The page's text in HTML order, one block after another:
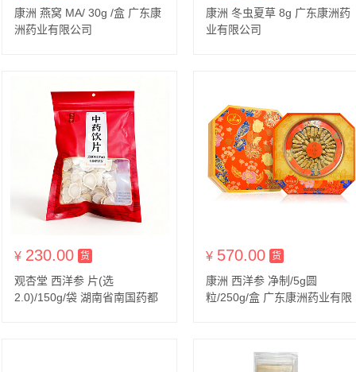
康洲 燕窝 MA/ 30g /盒 广东康
洲药业有限公司
康洲 冬虫夏草 8g 广东康洲药
业有限公司
¥ 230.00 货
观杏堂 西洋参 片(选
2.0)/150g/袋 湖南省南国药都
¥ 570.00 货
康洲 西洋参 净制/5g圆
粒/250g/盒 广东康洲药业有限